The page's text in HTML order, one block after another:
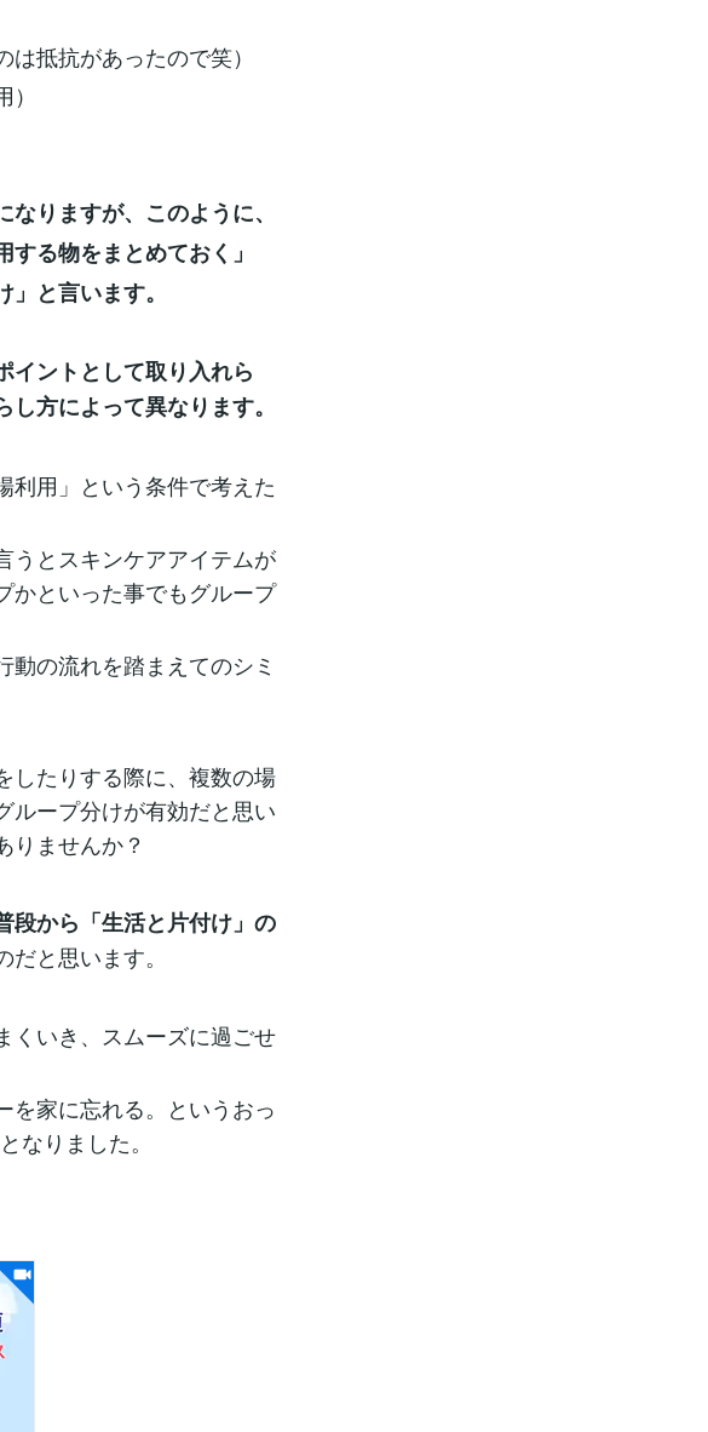
抵抗があったので笑）
りますが、このように、
る物をまとめておく」
と言います。
イントとして取り入れら
方によって異なります。
用」という条件で考えた
うとスキンケアアイテムが
かといった事でもグループ
の流れを踏まえてのシミ
したりする際に、複数の場
ループ分けが有効だと思い
りませんか？
段から「生活と片付け」の
だと思います。
くいき、スムーズに過ごせ
家に忘れる。というおっ
りました。